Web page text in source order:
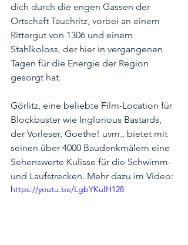
dich durch die engen Gassen der
Ortschaft Tauchritz, vorbei an einem
Rittergut von 1306 und einem
Stahlkoloss, der hier in vergangenen
Tagen für die Energie der Region
gesorgt hat.
Görlitz, eine beliebte Film-Location für
Blockbuster wie Inglorious Bastards,
der Vorleser, Goethe! uvm., bietet mit
seinen über 4000 Baudenkmälern eine
Sehenswerte Kulisse für die Schwimm-
und Laufstrecken. Mehr dazu im Video:
https://youtu.be/LgbYKuIH128